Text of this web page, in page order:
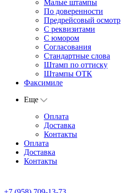
Малые штампы
По доверенности
Предрейсовый осмотр
С реквизитами
С юмором
Согласования
Стандартные слова
Штамп по оттиску
Штампы ОТК
Факсимиле
Еще
Оплата
Доставка
Контакты
Оплата
Доставка
Контакты